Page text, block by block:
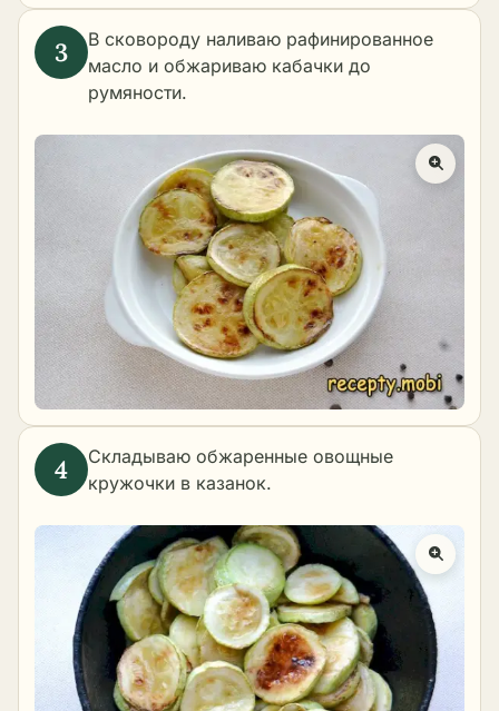
В сковороду наливаю рафинированное
масло и обжариваю кабачки до
румяности.
Складываю обжаренные овощные
кружочки в казанок.